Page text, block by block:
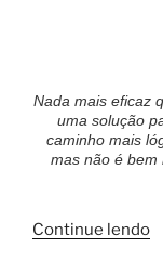
Nada mais eficaz
uma solução
caminho mais
mas não é bem
Continue lendo